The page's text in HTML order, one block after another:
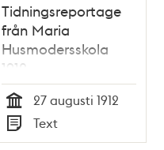
Tidningsreportage
från Maria
Husmodersskola
1912
Tid
27 augusti 1912
Typ
Text